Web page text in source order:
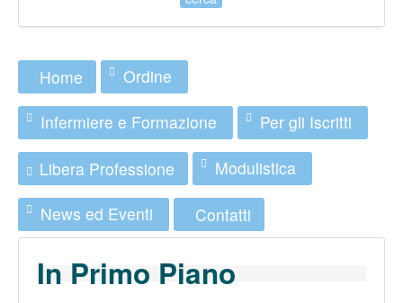
Home Ordine
Infermiere e Formazione Per gli Iscritti
Libera Professione Modulistica
News ed Eventi Contatti
In Primo Piano